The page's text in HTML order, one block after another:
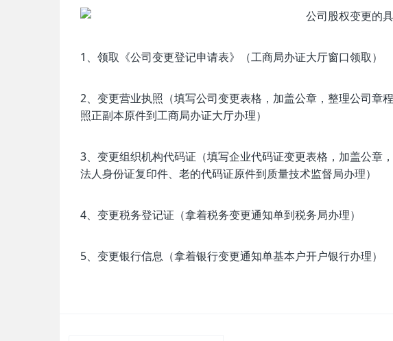
1、领取《公司变更登记申请表》（工商局办证大厅窗口领取）
2、变更营业执照（填写公司变更表格，加盖公章，整理公司章
照正副本原件到工商局办证大厅办理）
3、变更组织机构代码证（填写企业代码证变更表格，加盖公章
法人身份证复印件、老的代码证原件到质量技术监督局办理）
4、变更税务登记证（拿着税务变更通知单到税务局办理）
5、变更银行信息（拿着银行变更通知单基本户开户银行办理）